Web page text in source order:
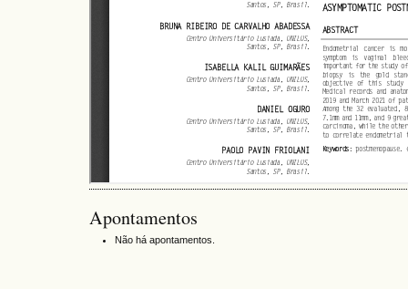
Apontamentos
Não há apontamentos.